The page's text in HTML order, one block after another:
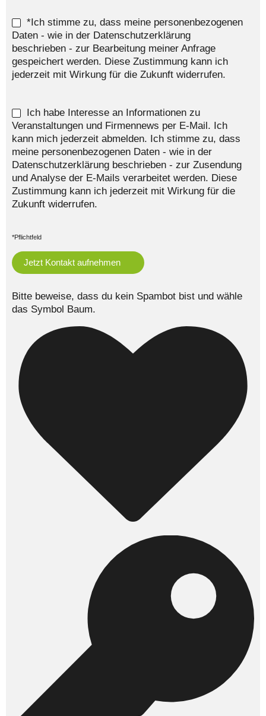
*Ich stimme zu, dass meine personenbezogenen
Daten - wie in der Datenschutzerklärung
beschrieben - zur Bearbeitung meiner Anfrage
gespeichert werden. Diese Zustimmung kann ich
jederzeit mit Wirkung für die Zukunft widerrufen.
Ich habe Interesse an Informationen zu
Veranstaltungen und Firmennews per E-Mail. Ich
kann mich jederzeit abmelden. Ich stimme zu, dass
meine personenbezogenen Daten - wie in der
Datenschutzerklärung beschrieben - zur Zusendung
und Analyse der E-Mails verarbeitet werden. Diese
Zustimmung kann ich jederzeit mit Wirkung für die
Zukunft widerrufen.
*Pflichtfeld
Bitte beweise, dass du kein Spambot bist und wähle
das Symbol
Baum.